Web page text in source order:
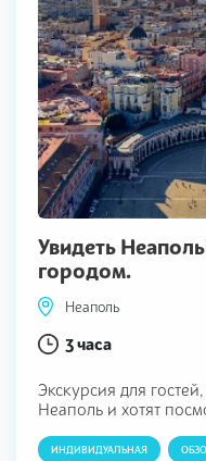
Увидеть
городом.
Неаполь
3 часа
Экскурсия для
Неаполь и хотят
ИНДИВИДУАЛЬНАЯ